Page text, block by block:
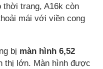
thời trang, A16k còn
mái với viền cong
bị màn hình 6,52
thị lớn. Màn hình được